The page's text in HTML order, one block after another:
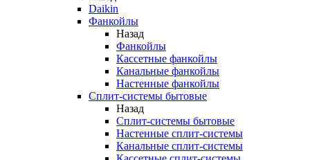
Daikin
Фанкойлы
Назад
Фанкойлы
Кассетные фанкойлы
Канальные фанкойлы
Настенные фанкойлы
Сплит-системы бытовые
Назад
Сплит-системы бытовые
Настенные сплит-системы
Канальные сплит-системы